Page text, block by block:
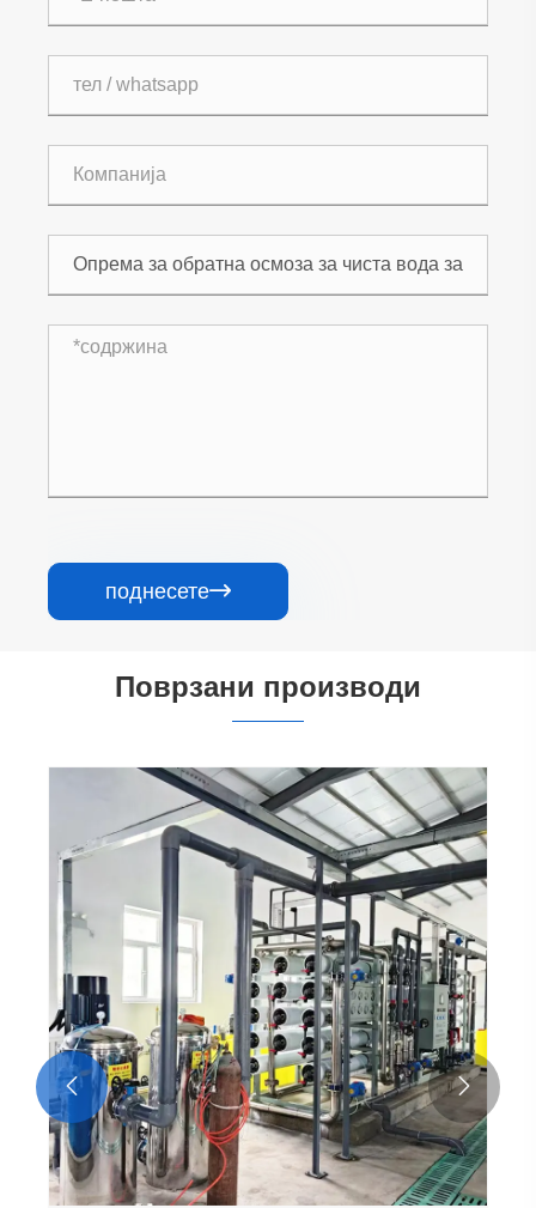
поднесете
Поврзани производи
 